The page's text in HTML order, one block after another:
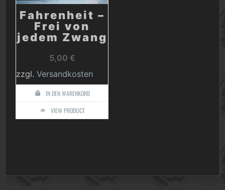
Fahrenheit –
Frei von
jedem Zwang
5,00 €
zzgl. Versandkosten
IN DEN WARENKORB
VIEW PRODUCT